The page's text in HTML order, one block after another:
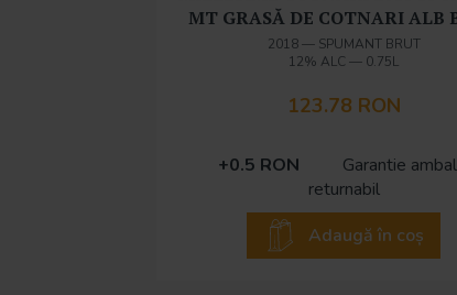
MT GRASĂ DE COTNARI ALB
2018—SPUMANT BRUT
12% ALC — 0.75L
123.78 RON
+0.5 RON
Garantie
returnabil
Adaugă în coș